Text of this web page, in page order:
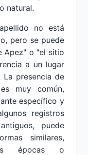
natural.
no está
pero se puede
Apez" o "el sitio
a un lugar
La presencia de
muy común,
específico y
registros
puede
similares,
épocas o